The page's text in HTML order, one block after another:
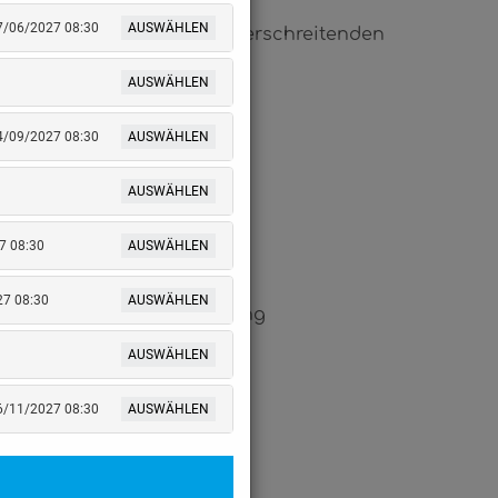
einer Ware im grenzüberschreitenden
und der Zollabfertigung
06/2027 08:30 AUSWÄHLEN
AUSWÄHLEN
09/2027 08:30 AUSWÄHLEN
AUSWÄHLEN
08:30 AUSWÄHLEN
08:30 AUSWÄHLEN
AUSWÄHLEN
11/2027 08:30 AUSWÄHLEN